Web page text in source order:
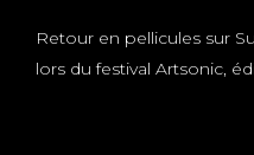
Retour en pellicules sur
lors du festival Artsonic,